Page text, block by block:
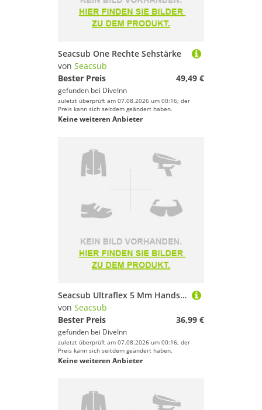
Seacsub One Rechte Sehstärke
von Seacsub
Bester Preis
49,49 €
gefunden bei DiveInn
zuletzt überprüft am 07.08.2026 um 00:16; der
Preis kann sich seitdem geändert haben.
Keine weiteren Anbieter
Seacsub Ultraflex 5 Mm Handschuhe
von Seacsub
Bester Preis
36,99 €
gefunden bei DiveInn
zuletzt überprüft am 07.08.2026 um 00:16; der
Preis kann sich seitdem geändert haben.
Keine weiteren Anbieter